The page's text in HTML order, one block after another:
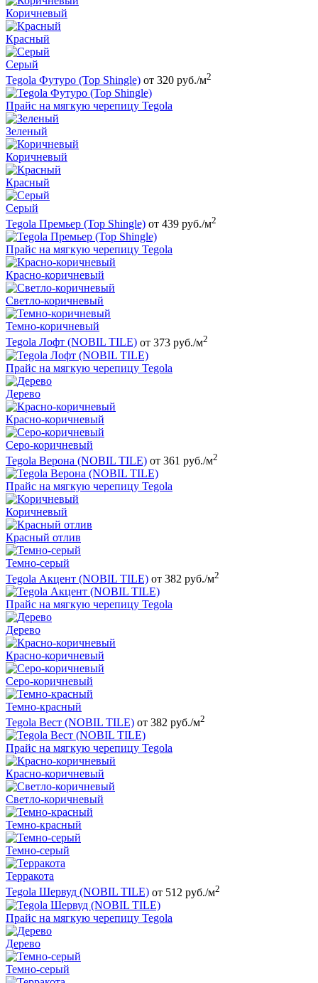
Коричневый
Красный
Серый
Tegola Футуро (Top Shingle) от 320 руб./м2
Прайс на мягкую черепицу Tegola
Зеленый
Коричневый
Красный
Серый
Tegola Премьер (Top Shingle) от 439 руб./м2
Прайс на мягкую черепицу Tegola
Красно-коричневый
Светло-коричневый
Темно-коричневый
Tegola Лофт (NOBIL TILE) от 373 руб./м2
Прайс на мягкую черепицу Tegola
Дерево
Красно-коричневый
Серо-коричневый
Tegola Верона (NOBIL TILE) от 361 руб./м2
Прайс на мягкую черепицу Tegola
Коричневый
Красный отлив
Темно-серый
Tegola Акцент (NOBIL TILE) от 382 руб./м2
Прайс на мягкую черепицу Tegola
Дерево
Красно-коричневый
Серо-коричневый
Темно-красный
Tegola Вест (NOBIL TILE) от 382 руб./м2
Прайс на мягкую черепицу Tegola
Красно-коричневый
Светло-коричневый
Темно-красный
Темно-серый
Терракота
Tegola Шервуд (NOBIL TILE) от 512 руб./м2
Прайс на мягкую черепицу Tegola
Дерево
Темно-серый